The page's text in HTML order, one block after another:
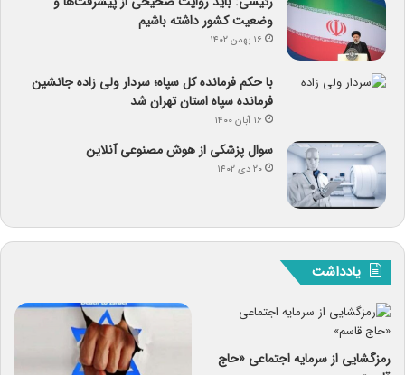
وضعیت کشور داشته باشیم
۱۶ بهمن ۱۴۰۲
با حکم فرمانده کل سپاه؛ سردار ولی زاده جانشین
فرمانده سپاه استان تهران شد
۱۶ آبان ۱۴۰۰
سوال پزشکی از هوش مصنوعی آنلاین
۲۰ دی ۱۴۰۲
یادداشت
رمزگشایی از سرمایه‌ اجتماعی «حاج